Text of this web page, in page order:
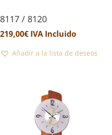
8117 / 8120
219,00€ IVA Incluido
Añadir a la lista de deseos